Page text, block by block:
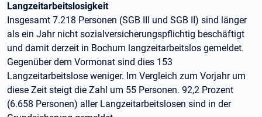
Langzeitarbeitslosigkeit
Insgesamt 7.218 Personen (SGB III und SGB II) sind länger
als ein Jahr nicht sozialversicherungspflichtig beschäftigt
und damit derzeit in Bochum langzeitarbeitslos gemeldet.
Gegenüber dem Vormonat sind dies 153
Langzeitarbeitslose weniger. Im Vergleich zum Vorjahr um
diese Zeit steigt die Zahl um 55 Personen. 92,2 Prozent
(6.658 Personen) aller Langzeitarbeitslosen sind in der